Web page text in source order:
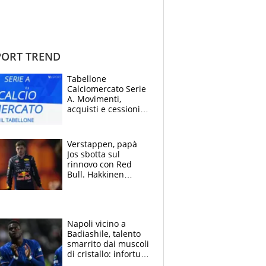
TREND
Tabellone
Calciomercato Serie
A. Movimenti,
acquisti e cessioni:
Verstappen, papà
Jos sbotta sul
rinnovo con Red
Bull. Hakkinen
Napoli vicino a
Badiashile, talento
smarrito dai muscoli
di cristallo: infortuni